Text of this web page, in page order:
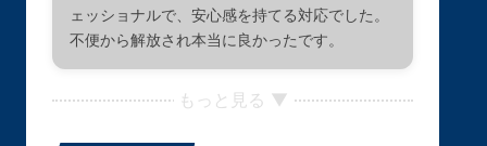
ェッショナルで、安心感を持てる対応でした。
不便から解放され本当に良かったです。
もっと見る ▼